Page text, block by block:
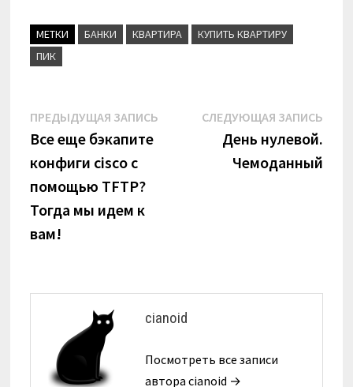
МЕТКИ БАНКИ КВАРТИРА
КУПИТЬ КВАРТИРУ
ПИК
Навигация
по
записям
ПРЕДЫДУЩАЯ ЗАПИСЬПредыдущая
Все еще бэкапите
конфиги cisco с
помощью TFTP?
Тогда мы идем к
вам!
СЛЕДУЮЩАЯ ЗАПИСЬ
День нулевой.
Чемоданный
cianoid
Посмотреть все записи
автора cianoid →